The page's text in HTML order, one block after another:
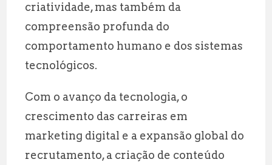
criatividade, mas também da
compreensão profunda do
comportamento humano e dos sistemas
tecnológicos.
Com o avanço da tecnologia, o
crescimento das carreiras em
marketing digital e a expansão global do
recrutamento, a criação de conteúdo